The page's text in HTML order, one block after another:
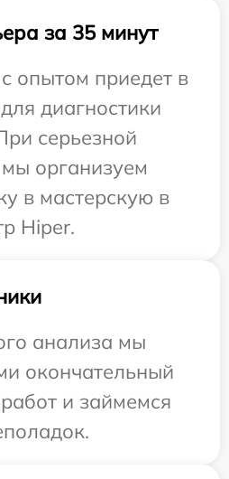
за 35 минут
опытом приедет в
диагностики
серьезной
организуем
в мастерскую в
Hiper.
анализа мы
окончательный
и займемся